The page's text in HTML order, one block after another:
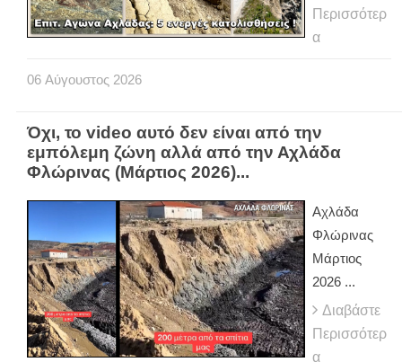
Περισσότερ
α
06 Αύγουστος 2026
Όχι, το video αυτό δεν είναι από την
εμπόλεμη ζώνη αλλά από την Αχλάδα
Φλώρινας (Μάρτιος 2026)...
Αχλάδα
Φλώρινας
Μάρτιος
2026 ...
Διαβάστε
Περισσότερ
α